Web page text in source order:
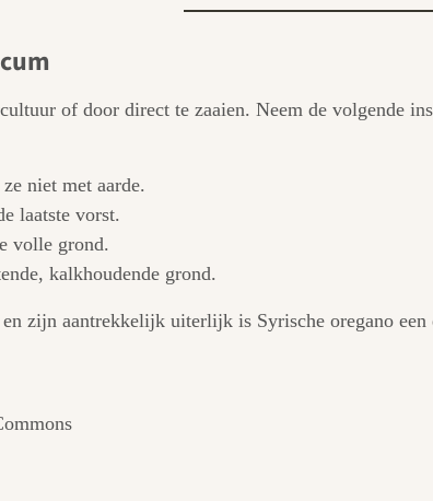
of door direct te zaaien. Neem de volgende
niet met aarde.
laatste vorst.
volle grond.
kalkhoudende grond.
zijn aantrekkelijk uiterlijk is Syrische oregano